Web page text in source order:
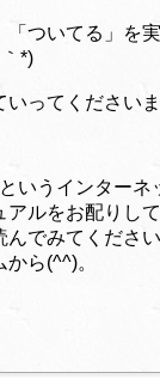
「ついてる」を
*)
ってくださいま
いうインターネ
アルをお配りし
んでみてくださ
ら(^^)。